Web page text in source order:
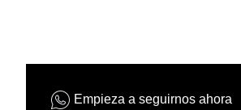
Empieza a seguirnos ahora